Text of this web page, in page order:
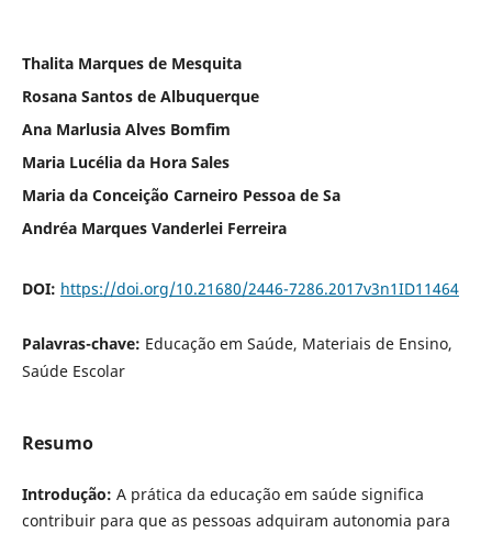
Thalita Marques de Mesquita
Rosana Santos de Albuquerque
Ana Marlusia Alves Bomfim
Maria Lucélia da Hora Sales
Maria da Conceição Carneiro Pessoa de Sa
Andréa Marques Vanderlei Ferreira
DOI: https://doi.org/10.21680/2446-7286.2017v3n1ID11464
Palavras-chave: Educação em Saúde, Materiais de Ensino,
Saúde Escolar
Resumo
Introdução: A prática da educação em saúde significa
contribuir para que as pessoas adquiram autonomia para